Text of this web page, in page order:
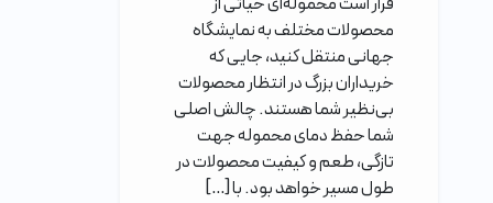
محصولات مختلف به نمایشگاه
جهانی منتقل کنید، جایی که
خریداران بزرگ در انتظار محصولات
بی‌نظیر شما هستند. چالش اصلی
شما حفظ دمای محموله جهت
تازگی، طعم و کیفیت محصولات در
طول مسیر خواهد بود. با […]